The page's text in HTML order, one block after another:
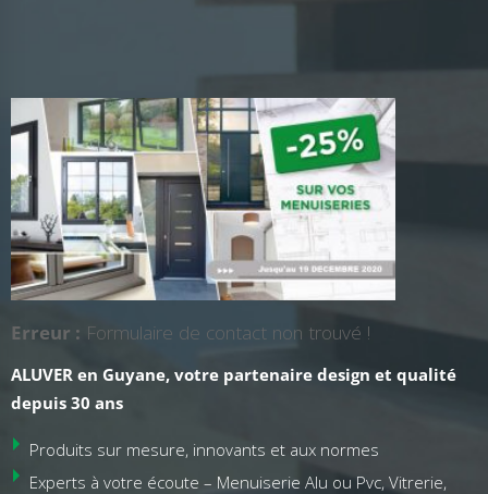
Erreur : Formulaire de contact non trouvé !
ALUVER en Guyane, votre partenaire design et qualité
depuis 30 ans
Produits sur mesure, innovants et aux normes
Experts à votre écoute – Menuiserie Alu ou Pvc, Vitrerie,